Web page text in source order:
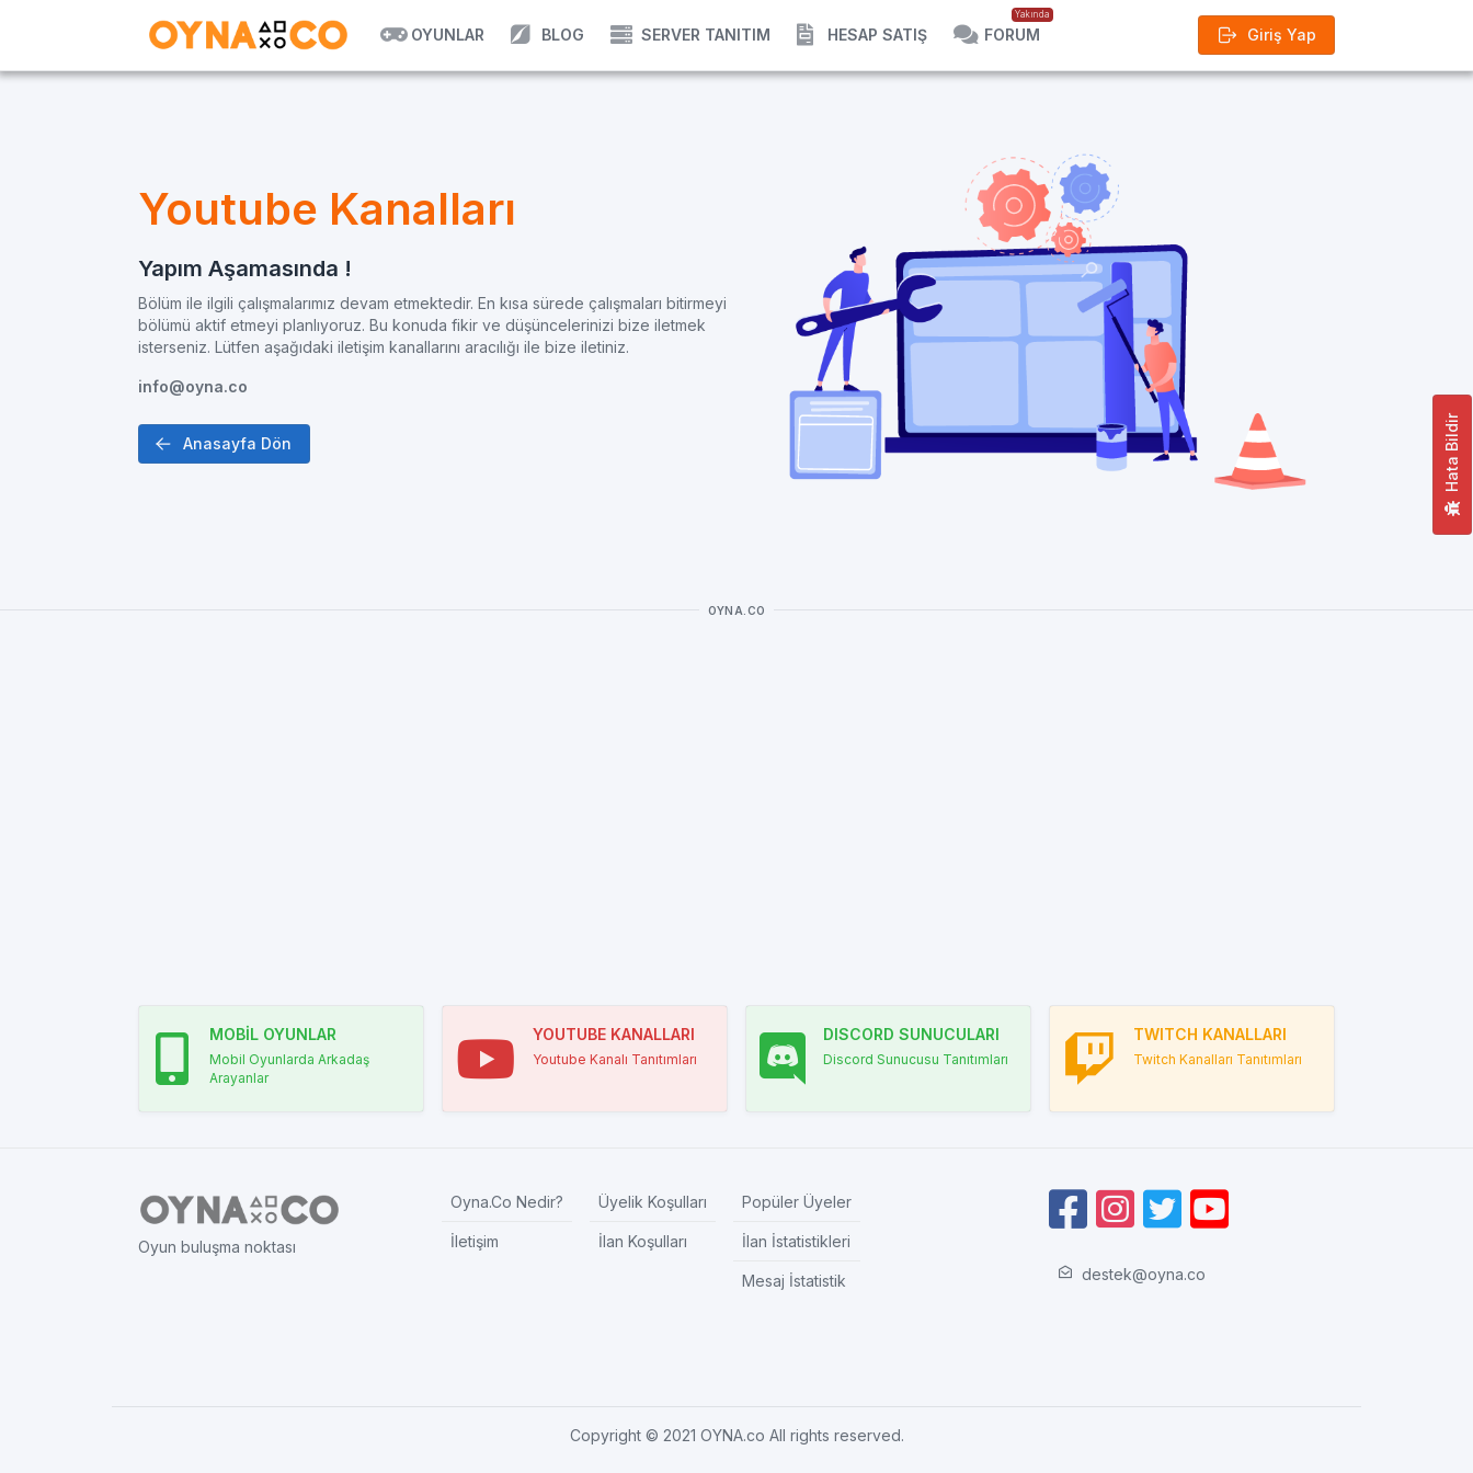
Hata Bildir
Giriş Yap
OYUNLAR BLOG SERVER TANITIM HESAP SATIŞ FORUM
Yakında
Youtube Kanalları
Yapım Aşamasında !
Bölüm ile ilgili çalışmalarımız devam etmektedir. En kısa sürede çalışmaları bitirmeyi
bölümü aktif etmeyi planlıyoruz. Bu konuda fikir ve düşüncelerinizi bize iletmek
isterseniz. Lütfen aşağıdaki iletişim kanallarını aracılığı ile bize iletiniz.
info@oyna.co
Anasayfa Dön
OYNA.CO
MOBİL OYUNLAR
Mobil Oyunlarda Arkadaş
Arayanlar
YOUTUBE KANALLARI
Youtube Kanalı Tanıtımları
DISCORD SUNUCULARI
Discord Sunucusu Tanıtımları
TWITCH KANALLARI
Twitch Kanalları Tanıtımları
Oyun buluşma noktası
Oyna.Co Nedir?
İletişim
Üyelik Koşulları
İlan Koşulları
Popüler Üyeler
İlan İstatistikleri
Mesaj İstatistik destek@oyna.co
Copyright © 2021 OYNA.co All rights reserved.